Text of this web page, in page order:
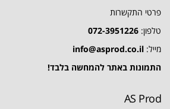
פרטי התקשרות
טלפון: 072-3951226
מייל: info@asprod.co.il
התמונות באתר להמחשה בלבד!
AS Prod